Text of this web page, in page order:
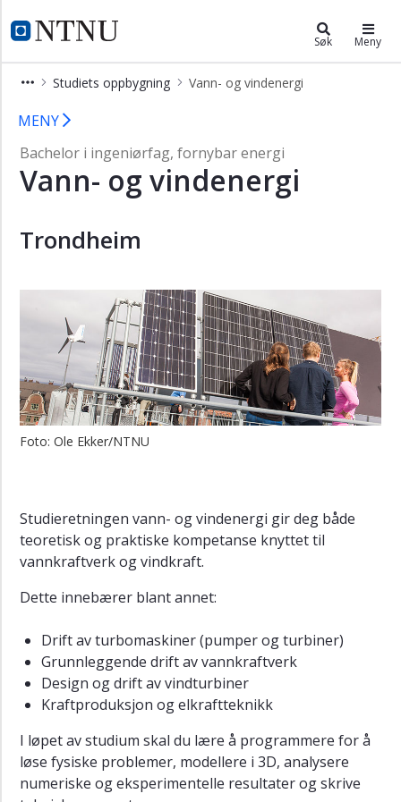
NTNU Hjemmeside
Fornybar energi - bachelor iSøk Meny
Studiets oppbygning Vann- og vindenergi
Vann- og vindenergi - bachelor i
×
meny
MENY
Bachelor i ingeniørfag, fornybar energi
Vann- og vindenergi
Trondheim
Foto: Ole Ekker/NTNU
Studieretningen vann- og vindenergi gir deg både
teoretisk og praktiske kompetanse knyttet til
vannkraftverk og vindkraft.
Dette innebærer blant annet:
Drift av turbomaskiner (pumper og turbiner)
Grunnleggende drift av vannkraftverk
Design og drift av vindturbiner
Kraftproduksjon og elkraftteknikk
I løpet av studium skal du lære å programmere for å
løse fysiske problemer, modellere i 3D, analysere
numeriske og eksperimentelle resultater og skrive